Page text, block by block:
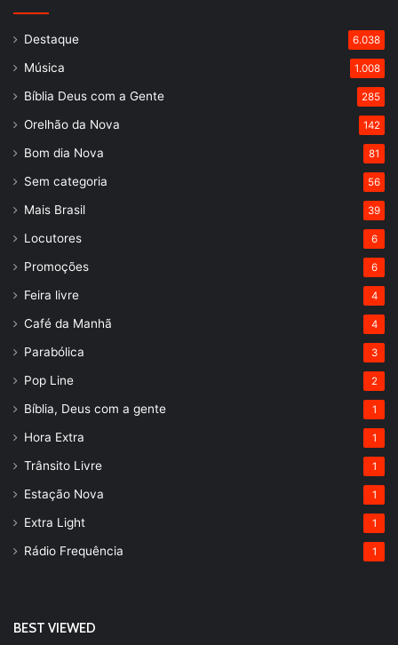
Destaque 6.038
Música 1.008
Bíblia Deus com a Gente 285
Orelhão da Nova 142
Bom dia Nova 81
Sem categoria 56
Mais Brasil 39
Locutores 6
Promoções 6
Feira livre 4
Café da Manhã 4
Parabólica 3
Pop Line 2
Bíblia, Deus com a gente 1
Hora Extra 1
Trânsito Livre 1
Estação Nova 1
Extra Light 1
Rádio Frequência 1
BEST VIEWED